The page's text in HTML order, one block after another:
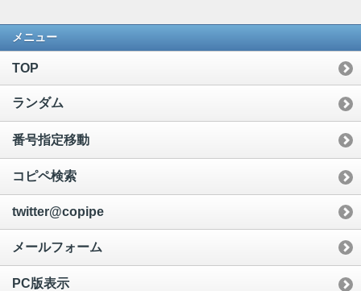
メニュー
TOP
ランダム
番号指定移動
コピペ検索
twitter@copipe
メールフォーム
PC版表示